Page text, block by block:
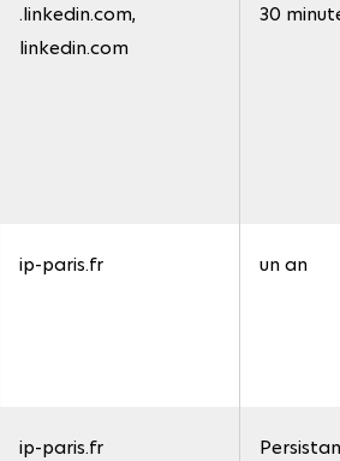
.linkedin.com,
linkedin.com
30
ip-paris.fr un an
ip-paris.fr